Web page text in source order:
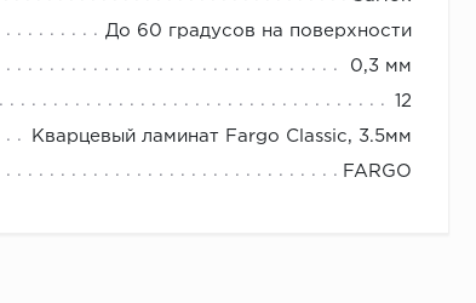
До 60 градусов на поверхности
0,3 мм
12
Кварцевый ламинат Fargo Classic, 3.5мм
FARGO